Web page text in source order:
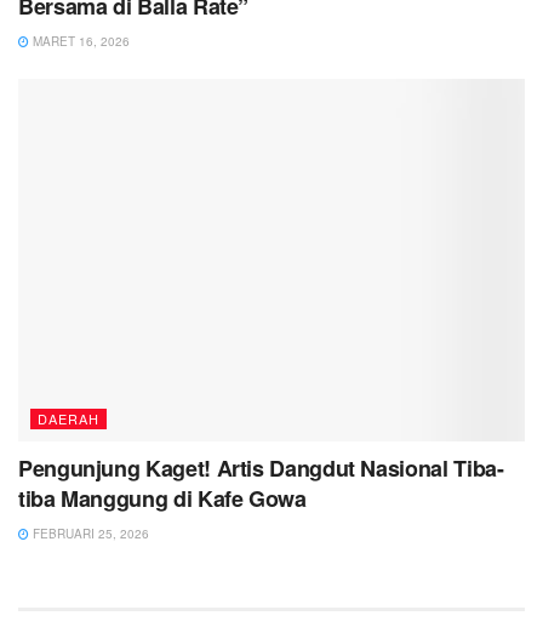
MARET 16, 2026
DAERAH
Pengunjung Kaget! Artis Dangdut Nasional Tiba-
tiba Manggung di Kafe Gowa
FEBRUARI 25, 2026